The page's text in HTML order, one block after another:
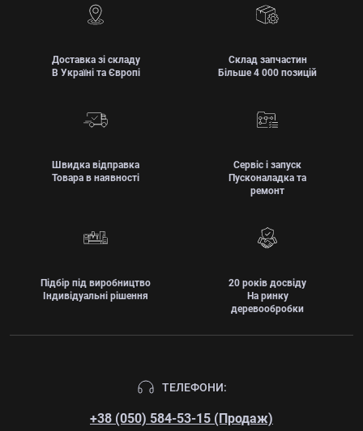
Доставка зі складу
В Україні та Європі
Склад запчастин
Більше 4 000 позицій
Швидка відправка
Товара в наявності
Сервіс і запуск
Пусконаладка та
ремонт
Підбір під виробництво
Індивідуальні рішення
20 років досвіду
На ринку
деревообробки
ТЕЛЕФОНИ:
+38 (050) 584-53-15 (Продаж)